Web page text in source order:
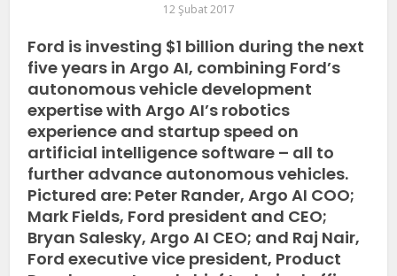
12 Şubat 2017
Ford is investing $1 billion during the next
five years in Argo AI, combining Ford’s
autonomous vehicle development
expertise with Argo AI’s robotics
experience and startup speed on
artificial intelligence software – all to
further advance autonomous vehicles.
Pictured are: Peter Rander, Argo AI COO;
Mark Fields, Ford president and CEO;
Bryan Salesky, Argo AI CEO; and Raj Nair,
Ford executive vice president, Product